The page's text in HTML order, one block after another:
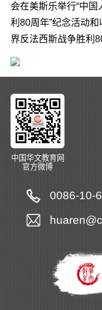
会在美斯乐举行“中国
利 80周年”纪念活动和
界反法西斯战争胜利
中国华文教育网
官方微博
0086-10-